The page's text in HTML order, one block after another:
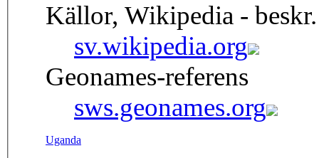
Källor, Wikipedia -
sv.wikipedia.org
Geonames-referens
sws.geonames.org
Uganda